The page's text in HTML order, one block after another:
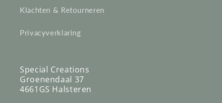
Klachten & Retourneren
Privacyverklaring
Special Creations
Groenendaal 37
4661GS Halsteren